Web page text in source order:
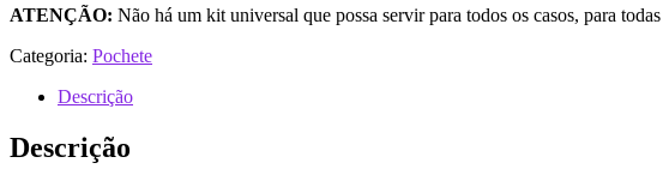
ATENÇÃO: Não há um kit universal que possa servir para todos os casos, para
Categoria: Pochete
Descrição
Descrição